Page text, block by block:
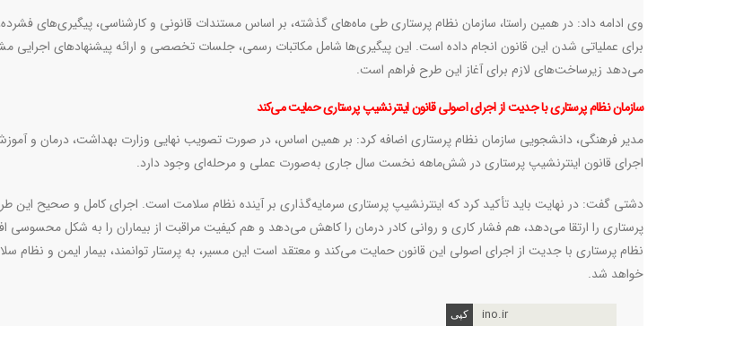
وی ادامه داد: در همین راستا، سازمان نظام پرستاری طی ماه‌های گذشته، بر اساس مستندات قانونی و کارشناسی، پیگیری‌های
برای عملیاتی شدن این قانون انجام داده است. این پیگیری‌ها شامل مکاتبات رسمی، جلسات تخصصی و ارائه پیشنهادهای
می‌دهد زیرساخت‌های لازم برای آغاز این طرح فراهم است.
سازمان نظام پرستاری با جدیت از اجرای اصولی قانون اینترنشیپ پرستاری حمایت می‌کند
مدیر فرهنگی، دانشجویی سازمان نظام پرستاری اضافه کرد: بر همین اساس، در صورت تصویب نهایی وزارت بهداشت، درمان و
اجرای قانون اینترنشیپ پرستاری در شش‌ماهه نخست سال جاری به‌صورت عملی و مرحله‌ای وجود دارد.
دشتی گفت: در نهایت باید تأکید کرد که اینترنشیپ پرستاری سرمایه‌گذاری بر آینده نظام سلامت است. اجرای کامل و صحیح این
پرستاری را ارتقا می‌دهد، هم فشار کاری و روانی کادر درمان را کاهش می‌دهد و هم کیفیت مراقبت از بیماران را به شکل محسوسی
نظام پرستاری با جدیت از اجرای اصولی این قانون حمایت می‌کند و معتقد است این مسیر، به پرستار توانمند، بیمار ایمن و نظام
خواهد شد.
ino.ir